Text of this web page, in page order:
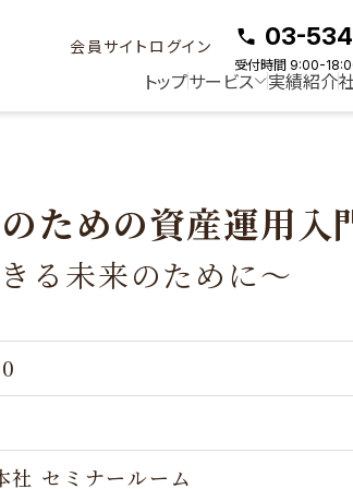
会員サイトログイン 03-
受付時間 9:00-
トップサービス 実績紹介
ための資産運用入
る未来のために～
社 セミナールーム